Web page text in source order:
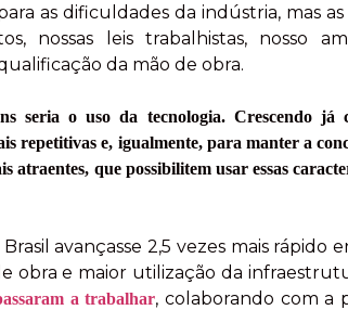
as dificuldades da indústria, mas
nossas leis trabalhistas, nosso
da mão de obra.
seria o uso da tecnologia. Crescendo já
repetitivas e, igualmente, para manter a
atraentes, que possibilitem usar essas
avançasse 2,5 vezes mais rápido
obra e maior utilização da
a trabalhar, colaborando com a